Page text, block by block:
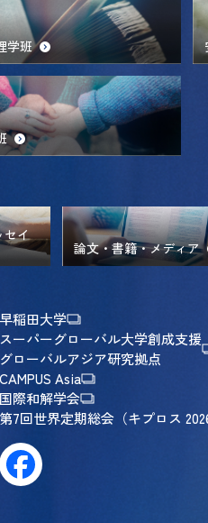
学班
セイ
論文・書籍・メディア
早稲田大学
スーパーグローバル大学創成支援
グローバルアジア研究拠点
CAMPUS Asia
国際和解学会
第7回世界定期総会（キプロス